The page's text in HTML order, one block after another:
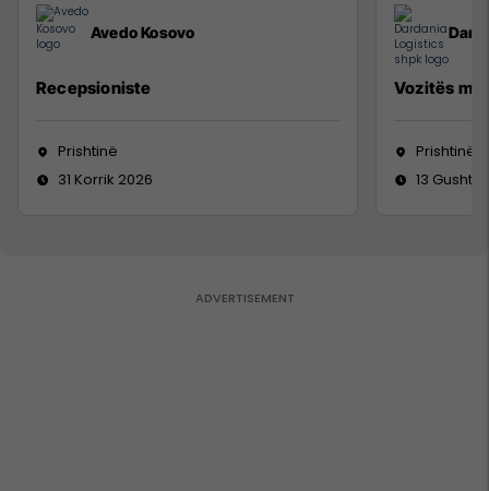
Avedo Kosovo
Recepsioniste
Prishtinë
31 Korrik 2026
Vozitës me
Prishtinë
13 Gusht